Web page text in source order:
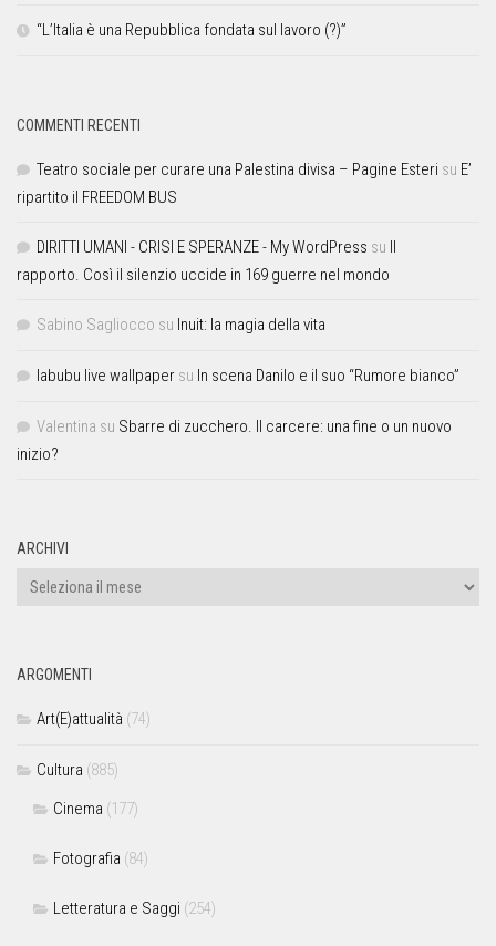
“L’Italia è una Repubblica fondata sul lavoro (?)”
COMMENTI RECENTI
Teatro sociale per curare una Palestina divisa – Pagine Esteri su E’
ripartito il FREEDOM BUS
DIRITTI UMANI - CRISI E SPERANZE - My WordPress su Il
rapporto. Così il silenzio uccide in 169 guerre nel mondo
Sabino Sagliocco su Inuit: la magia della vita
labubu live wallpaper su In scena Danilo e il suo “Rumore bianco”
Valentina su Sbarre di zucchero. Il carcere: una fine o un nuovo
inizio?
ARCHIVI
ARGOMENTI
Art(E)attualità (74)
Cultura (885)
Cinema (177)
Fotografia (84)
Letteratura e Saggi (254)